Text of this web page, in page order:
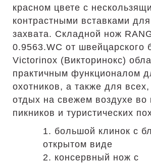
красном цвете с
контрастными вставками
захвата. Складной нож
0.9563.WC от швейцарского
Victorinox (Викторинокс)
практичным функционалом
охотников, а также для
отдых на свежем воздухе во
пикников и туристических
1. большой клинок с
открытом виде
2. консервный нож с